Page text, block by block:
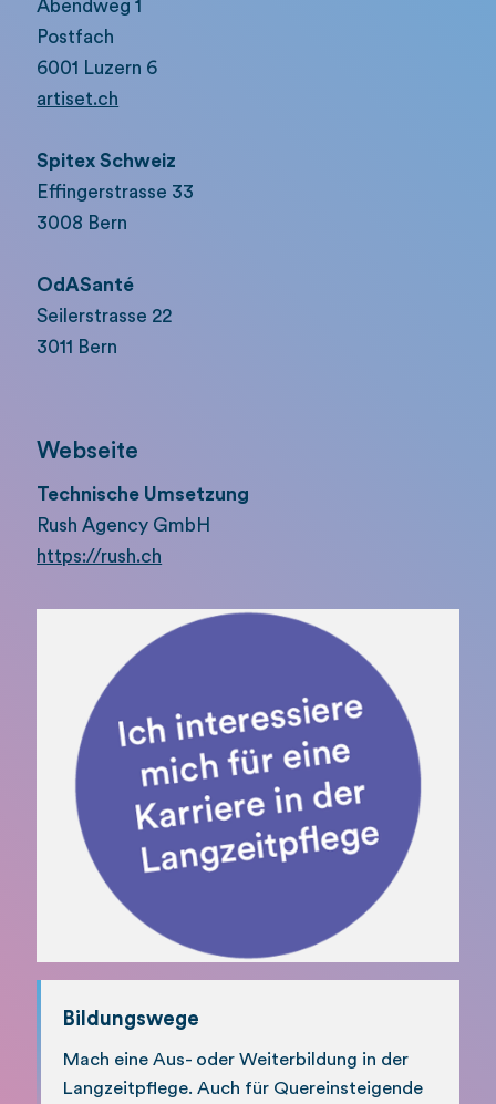
Abendweg 1
Postfach
6001 Luzern 6
artiset.ch
Spitex Schweiz
Effingerstrasse 33
3008 Bern
OdASanté
Seilerstrasse 22
3011 Bern
Webseite
Technische Umsetzung
Rush Agency GmbH
https://rush.ch
Bildungswege
Mach eine Aus- oder Weiterbildung in der
Langzeitpflege. Auch für Quereinsteigende